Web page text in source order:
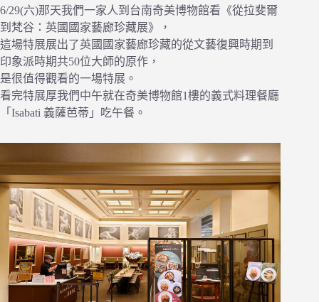
6/29(六)那天我們一家人到台南奇美博物館看《從拉斐爾
到梵谷：英國國家藝廊珍藏展》，
這場特展展出了英國國家藝廊珍藏的從文藝復興時期到
印象派時期共50位大師的原作，
是很值得觀看的一場特展。
看完特展厚我們中午就在奇美博物館1樓的義式料理餐廳
「Isabati 義薩芭蒂」吃午餐。